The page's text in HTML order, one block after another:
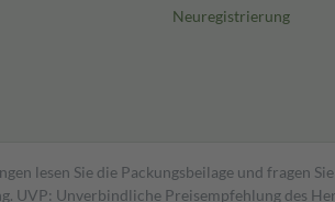
Neuregistrierung
lesen Sie die Packungsbeilage und fragen
UVP: Unverbindliche Preisempfehlung des